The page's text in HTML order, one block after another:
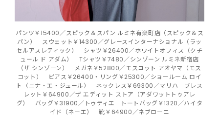
パンツ￥15400／スピック＆スパン ルミネ有楽町店（スピック＆ス
パン） スウェット￥14300／グレースインターナショナル（ラッ
セルアスレティック） シャツ￥26400／ホワイトオフィス（クチ
ュール ド アダム） Tシャツ￥7480／シンゾーン ルミネ新宿店
（ザ シンゾーン） メガネ￥52800／モスコット アオヤマ（モス
コット） ピアス￥26400・リング￥25300／ショールーム ロイ
ト（ニナ・エ・ジュール） ネックレス￥69300／マリハ ブレス
レット￥64900／ザ エディット ストア（アダワットトゥアレ
グ） バッグ￥31900／トゥティエ トートバッグ￥1320／ハイタ
イド（ネーエ） 靴￥64900／ネブローニ